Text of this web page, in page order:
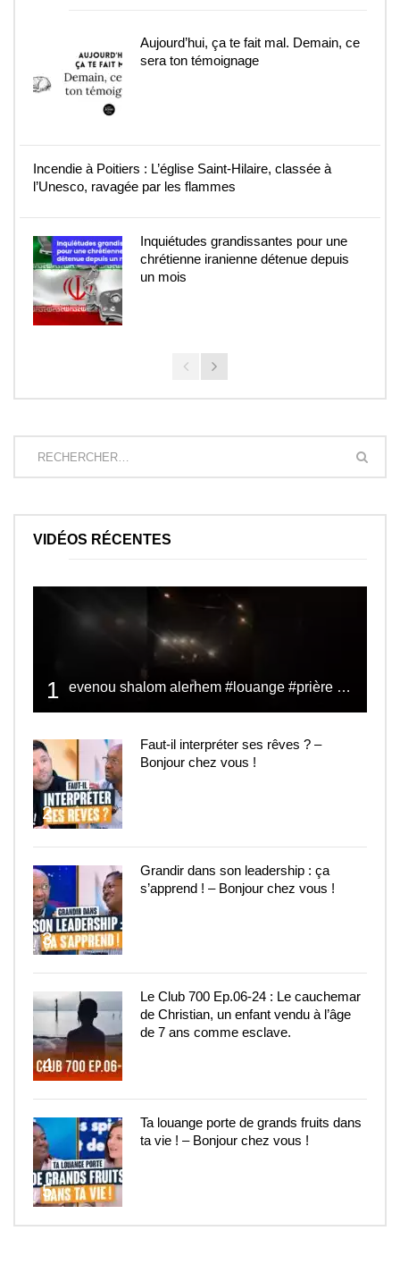
Aujourd’hui, ça te fait mal. Demain, ce
sera ton témoignage
Incendie à Poitiers : L’église Saint-Hilaire, classée à
l’Unesco, ravagée par les flammes
Inquiétudes grandissantes pour une
chrétienne iranienne détenue depuis
un mois
VIDÉOS RÉCENTES
1 evenou shalom alerhem #louange #prière #shalom
2
Faut-il interpréter ses rêves ? –
Bonjour chez vous !
3
Grandir dans son leadership : ça
s’apprend ! – Bonjour chez vous !
4
Le Club 700 Ep.06-24 : Le cauchemar
de Christian, un enfant vendu à l’âge
de 7 ans comme esclave.
5
Ta louange porte de grands fruits dans
ta vie ! – Bonjour chez vous !